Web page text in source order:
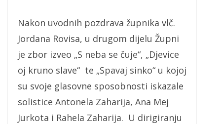
Nakon uvodnih pozdrava župnika vlč.
Jordana Rovisa, u drugom dijelu Župni
je zbor izveo „S neba se čuje“, „Djevice
oj kruno slave“ te „Spavaj sinko“ u kojoj
su svoje glasovne sposobnosti iskazale
solistice Antonela Zaharija, Ana Mej
Jurkota i Rahela Zaharija. U dirigiranju